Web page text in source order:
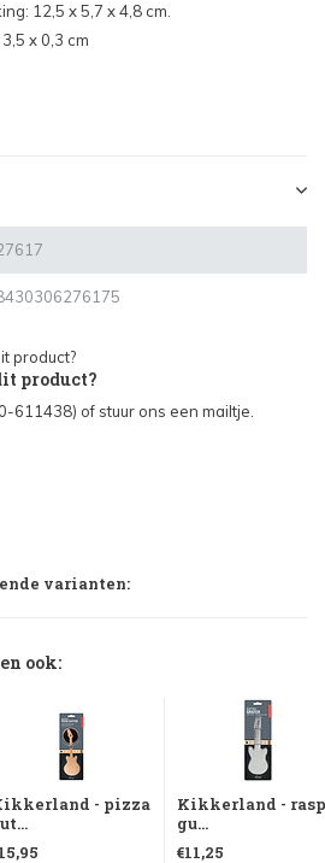
12,5 x 5,7 x 4,8 cm.
x 0,3 cm
product?
611438) of stuur ons een mailtje.
varianten:
ook:
- pizza
Kikkerland -
gu...
€11,25